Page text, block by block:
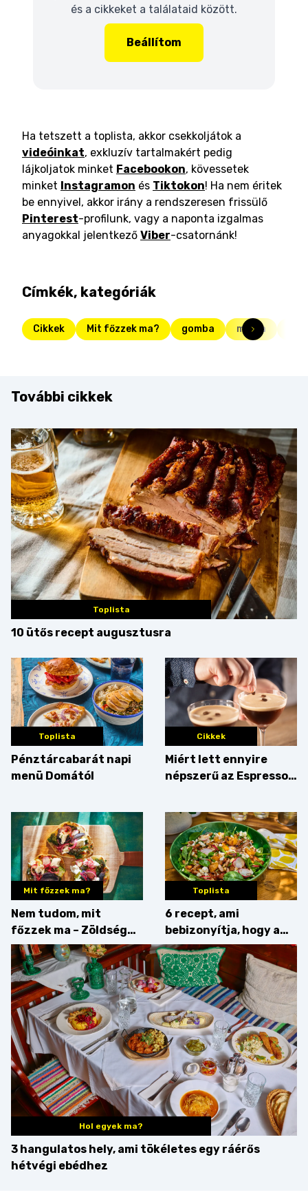
és a cikkeket a találataid között.
Beállítom
Ha tetszett a toplista, akkor csekkoljátok a
videóinkat, exkluzív tartalmakért pedig
lájkoljatok minket Facebookon, kövessetek
minket Instagramon és Tiktokon! Ha nem éritek
be ennyivel, akkor irány a rendszeresen frissülő
Pinterest-profilunk, vagy a naponta izgalmas
anyagokkal jelentkező Viber-csatornánk!
Címkék, kategóriák
Cikkek Mit főzzek ma? gomba málna
További cikkek
Toplista
10 ütős recept augusztusra
Toplista
Pénztárcabarát napi
menü Domától
Cikkek
Miért lett ennyire
népszerű az Espresso
érdemes enni mellé?
Mit főzzek ma?
Nem tudom, mit
főzzek ma – Zöldség
minden mennyiségben
Toplista
6 recept, ami
bebizonyítja, hogy a
barack húsok mellé is
zseniális
Hol egyek ma?
3 hangulatos hely, ami tökéletes egy ráérős
hétvégi ebédhez